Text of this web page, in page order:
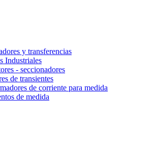
y transferencias
Industriales
- seccionadores
de transientes
de corriente para medida
de medida